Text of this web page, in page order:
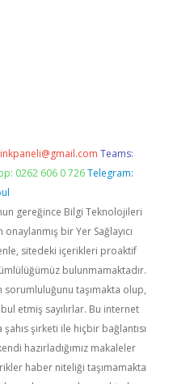
Teams:
0262 606 0 726 Telegram:
gereğince Bilgi Teknolojileri
bir Yer Sağlayıcı
sitedeki içerikleri proaktif
bulunmamaktadır.
sorumluluğunu taşımakta olup,
etmiş sayılırlar. Bu internet
şirketi ile hiçbir bağlantısı
hazırladığımız makaleler
haber niteliği taşımamakta